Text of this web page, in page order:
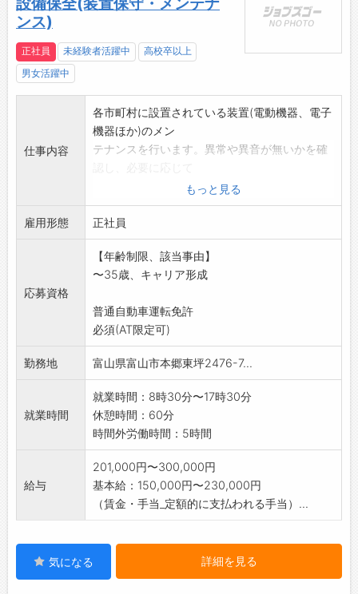
ンス)
正社員 未経験者活躍中
高校卒以上
男女活躍中
仕事内容
各市町村に設置されている装置(電動機器、電子
機器ほか)のメン
テナンスを行います。異常や異音が無いかを確
分解整備、部品交換、簡単な配線作業を行って
頂きます。
*未経験でも大丈夫。 最初は経験者が同行し一
から親切にお教え
します。
*電気・計装の知識があれば優遇いたします。
※面接を希望される方は、事前にハローワーク
の「紹介状」の交付
を受けてください
もっと見る
雇用形態 正社員
応募資格
【年齢制限、該当事由】
〜35歳、キャリア形成
普通自動車運転免許
必須(AT限定可)
勤務地 富山県富山市本郷東坪2476-7...
就業時間
就業時間：8時30分〜17時30分
休憩時間：60分
時間外労働時間：5時間
給与
201,000円〜300,000円
基本給：150,000円〜230,000円
（賃金・手当_定額的に支払われる手当）...
気になる 詳細を見る